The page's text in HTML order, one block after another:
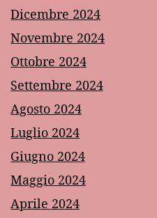
Dicembre 2024
Novembre 2024
Ottobre 2024
Settembre 2024
Agosto 2024
Luglio 2024
Giugno 2024
Maggio 2024
Aprile 2024